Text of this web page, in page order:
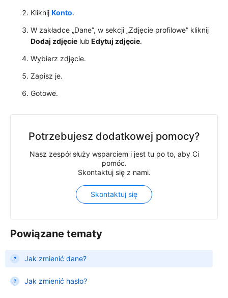
Powiązane tematy
Jak zmienić dane?
Jak zmienić hasło?
Kliknij Konto.
W zakładce „Dane”, w sekcji „Zdjęcie profilowe” kliknij
Dodaj zdjęcie lub Edytuj zdjęcie.
Wybierz zdjęcie.
Zapisz je.
Gotowe.
Potrzebujesz dodatkowej pomocy?
Nasz zespół służy wsparciem i jest tu po to, aby Ci
pomóc.
Skontaktuj się z nami.
Skontaktuj się